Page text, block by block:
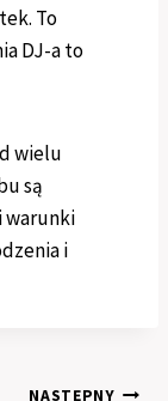
To
DJ-a to
wielu
są
warunki
i
NASTĘPNY